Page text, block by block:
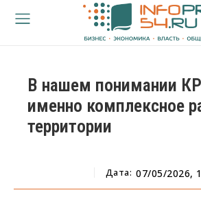
В нашем понимании
именно комплексное
территории
Дата: 07/05/2026,